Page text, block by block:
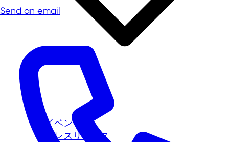
イベント
プレスリリース
Send an email